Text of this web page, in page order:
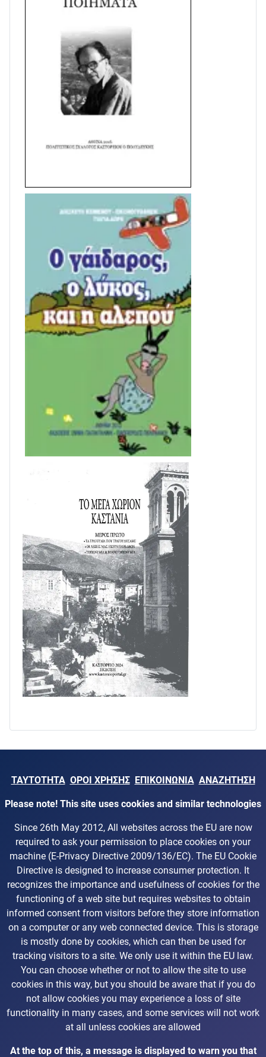
ΤΑΥΤΟΤΗΤΑ ΟΡΟΙ ΧΡΗΣΗΣ ΕΠΙΚΟΙΝΩΝΙΑ ΑΝΑΖΗΤΗΣΗ
Please note! This site uses cookies and similar technologies
Since 26th May 2012, All websites across the EU are now
required to ask your permission to place cookies on your
machine (E-Privacy Directive 2009/136/EC). The EU Cookie
Directive is designed to increase consumer protection. It
recognizes the importance and usefulness of cookies for the
functioning of a web site but requires websites to obtain
informed consent from visitors before they store information
on a computer or any web connected device. This is storage
is mostly done by cookies, which can then be used for
tracking visitors to a site. We only use it within the EU law.
You can choose whether or not to allow the site to use
cookies in this way, but you should be aware that if you do
not allow cookies you may experience a loss of site
functionality in many cases, and some services will not work
at all unless cookies are allowed
At the top of this, a message is displayed to warn you that